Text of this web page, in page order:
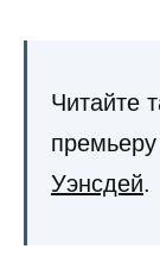
Читайте
Уэнсдей.